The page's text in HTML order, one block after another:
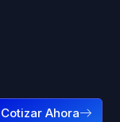
Cotizar Ahora